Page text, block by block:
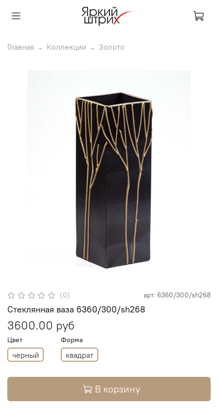
Главная Коллекции Золото
(0) арт. 6360/300/sh268
Стеклянная ваза 6360/300/sh268
3600.00 руб
Цвет
черный
Форма
квадрат
В корзину